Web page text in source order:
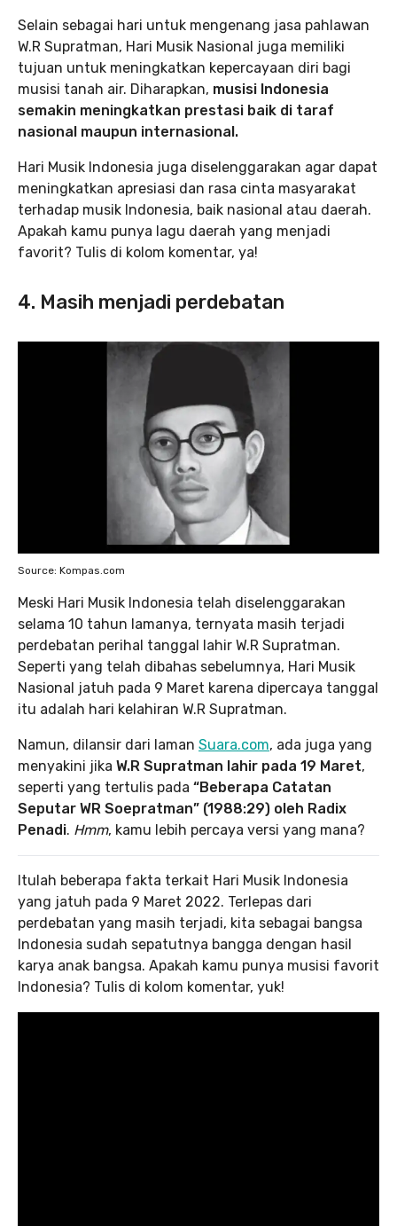
Selain sebagai hari untuk mengenang jasa pahlawan
W.R Supratman, Hari Musik Nasional juga memiliki
tujuan untuk meningkatkan kepercayaan diri bagi
musisi tanah air. Diharapkan, musisi Indonesia
semakin meningkatkan prestasi baik di taraf
nasional maupun internasional.
Hari Musik Indonesia juga diselenggarakan agar dapat
meningkatkan apresiasi dan rasa cinta masyarakat
terhadap musik Indonesia, baik nasional atau daerah.
Apakah kamu punya lagu daerah yang menjadi
favorit? Tulis di kolom komentar, ya!
4. Masih menjadi perdebatan
Source: Kompas.com
Meski Hari Musik Indonesia telah diselenggarakan
selama 10 tahun lamanya, ternyata masih terjadi
perdebatan perihal tanggal lahir W.R Supratman.
Seperti yang telah dibahas sebelumnya, Hari Musik
Nasional jatuh pada 9 Maret karena dipercaya tanggal
itu adalah hari kelahiran W.R Supratman.
Namun, dilansir dari laman Suara.com, ada juga yang
menyakini jika W.R Supratman lahir pada 19 Maret,
seperti yang tertulis pada “Beberapa Catatan
Seputar WR Soepratman” (1988:29) oleh Radix
Penadi. Hmm, kamu lebih percaya versi yang mana?
Itulah beberapa fakta terkait Hari Musik Indonesia
yang jatuh pada 9 Maret 2022. Terlepas dari
perdebatan yang masih terjadi, kita sebagai bangsa
Indonesia sudah sepatutnya bangga dengan hasil
karya anak bangsa. Apakah kamu punya musisi favorit
Indonesia? Tulis di kolom komentar, yuk!